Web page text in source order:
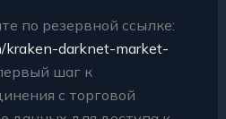
по резервной ссылке:
kraken-darknet-market-
шаг к
с торговой